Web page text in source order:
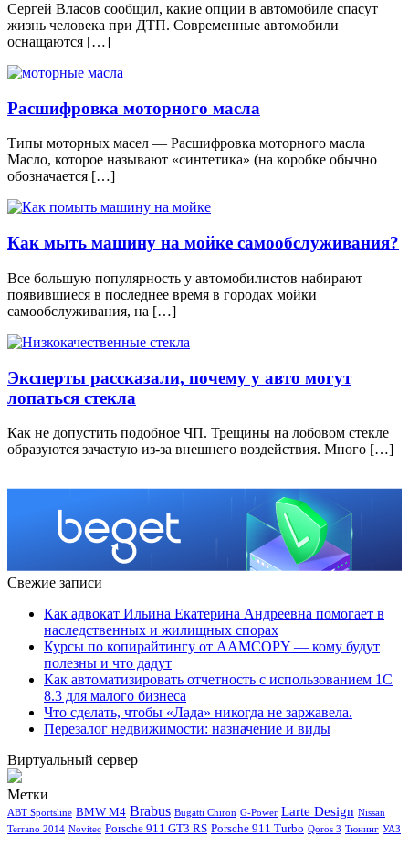
Сергей Власов сообщил, какие опции в автомобиле спасут
жизнь человека при ДТП. Современные автомобили
оснащаются […]
Расшифровка моторного масла
Типы моторных масел — Расшифровка моторного масла
Масло, которое называют «синтетика» (на коробке обычно
обозначается […]
Как мыть машину на мойке самообслуживания?
Все большую популярность у автомобилистов набирают
появившиеся в последнее время в городах мойки
самообслуживания, на […]
Эксперты рассказали, почему у авто могут
лопаться стекла
Как не допустить подобное ЧП. Трещины на лобовом стекле
образуются зачастую из-за внешнего воздействия. Много […]
Свежие записи
Как адвокат Ильина Екатерина Андреевна помогает в
наследственных и жилищных спорах
Курсы по копирайтингу от AAMCOPY — кому будут
полезны и что дадут
Как автоматизировать отчетность с использованием 1С
8.3 для малого бизнеса
Что сделать, чтобы «Лада» никогда не заржавела.
Перезалог недвижимости: назначение и виды
Виртуальный сервер
Метки
ABT Sportsline BMW M4 Brabus Bugatti Chiron G-Power Larte Design Nissan
Terrano 2014 Novitec Porsche 911 GT3 RS Porsche 911 Turbo Qoros 3 Тюнинг УАЗ